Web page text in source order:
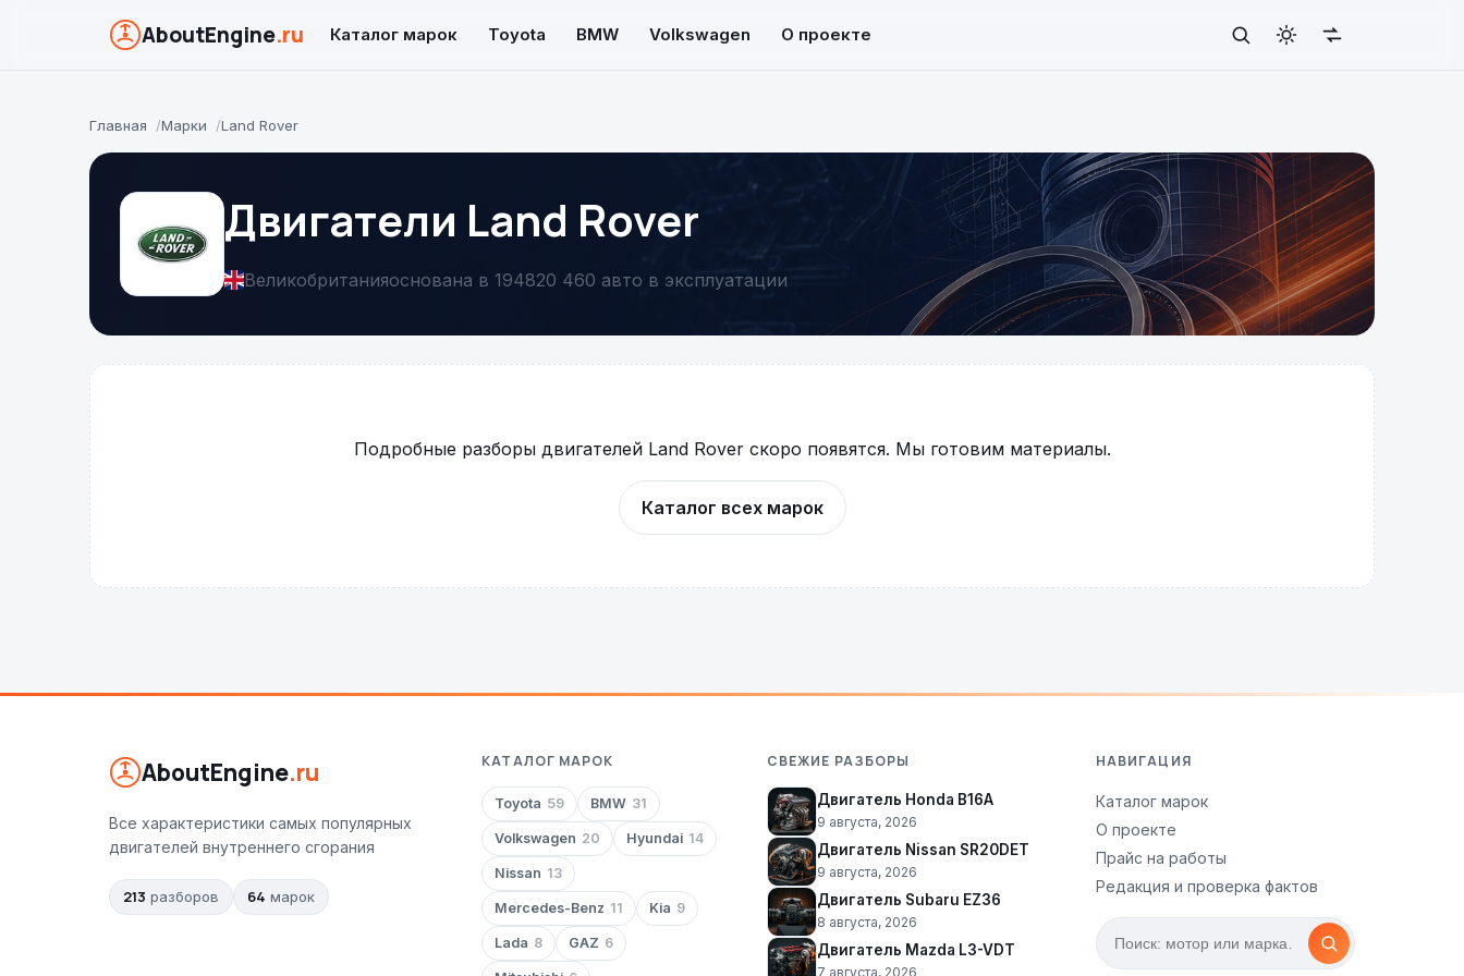
AboutEngine.ru Каталог марок Toyota BMW Volkswagen О проекте
Главная Марки Land Rover
Двигатели Land Rover
Великобританияоснована в 194820 460 авто в эксплуатации
Подробные разборы двигателей Land Rover скоро появятся. Мы готовим материалы.
Каталог всех марок
AboutEngine.ru
Все характеристики самых популярных
двигателей внутреннего сгорания
213 разборов 64 марок
КАТАЛОГ МАРОК
Toyota 59 BMW 31
Volkswagen 20 Hyundai 14
Nissan 13
Mercedes-Benz 11 Kia 9
Lada 8 GAZ 6
СВЕЖИЕ РАЗБОРЫ
Двигатель Honda B16A
9 августа, 2026
Двигатель Nissan SR20DET
9 августа, 2026
Двигатель Subaru EZ36
8 августа, 2026
Двигатель Mazda L3-VDT
7 августа, 2026
НАВИГАЦИЯ
Каталог марок
О проекте
Прайс на работы
Редакция и проверка фактов